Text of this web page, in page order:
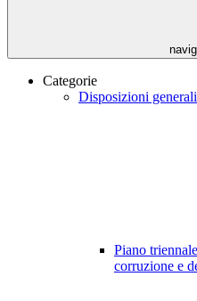
Categorie
Disposizioni generali
Piano
corruzione e